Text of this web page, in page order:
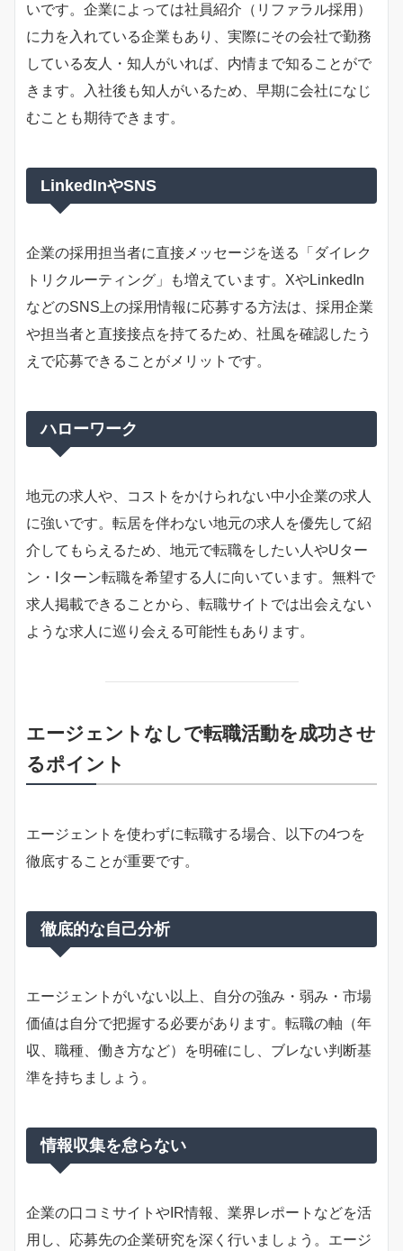
いです。企業によっては社員紹介（リファラル採用）
に力を入れている企業もあり、実際にその会社で勤務
している友人・知人がいれば、内情まで知ることがで
きます。入社後も知人がいるため、早期に会社になじ
むことも期待できます。
LinkedInやSNS
企業の採用担当者に直接メッセージを送る「ダイレク
トリクルーティング」も増えています。XやLinkedIn
などのSNS上の採用情報に応募する方法は、採用企業
や担当者と直接接点を持てるため、社風を確認したう
えで応募できることがメリットです。
ハローワーク
地元の求人や、コストをかけられない中小企業の求人
に強いです。転居を伴わない地元の求人を優先して紹
介してもらえるため、地元で転職をしたい人やUター
ン・Iターン転職を希望する人に向いています。無料で
求人掲載できることから、転職サイトでは出会えない
ような求人に巡り会える可能性もあります。
エージェントなしで転職活動を成功させ
るポイント
エージェントを使わずに転職する場合、以下の4つを
徹底することが重要です。
徹底的な自己分析
エージェントがいない以上、自分の強み・弱み・市場
価値は自分で把握する必要があります。転職の軸（年
収、職種、働き方など）を明確にし、ブレない判断基
準を持ちましょう。
情報収集を怠らない
企業の口コミサイトやIR情報、業界レポートなどを活
用し、応募先の企業研究を深く行いましょう。エージ